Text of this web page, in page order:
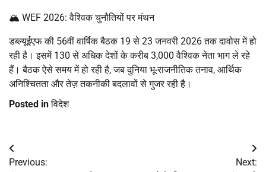
🏔️ WEF 2026: वैश्विक चुनौतियों पर मंथन
डब्ल्यूईएफ की 56वीं वार्षिक बैठक 19 से 23 जनवरी 2026 तक दावोस में हो
रही है। इसमें 130 से अधिक देशों के करीब 3,000 वैश्विक नेता भाग ले रहे
हैं। बैठक ऐसे समय में हो रही है, जब दुनिया भू-राजनीतिक तनाव, आर्थिक
अनिश्चितता और तेज़ तकनीकी बदलावों से गुजर रही है।
Posted inविदेश
Post
Previous:
Next: